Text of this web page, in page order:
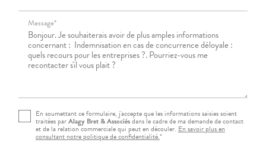
Message*
En soumettant ce formulaire, j'accepte que les informations saisies soient
traitées parAlagy Bret & Associésdans le cadre de ma demande de contact
et de la relation commerciale qui peut en découler. En savoir plus en
consultant notre politique de confidentialité.*